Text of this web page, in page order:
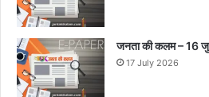
जनता की कलम – 16
17 July 2026